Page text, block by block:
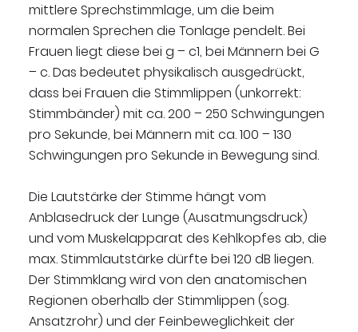
mittlere Sprechstimmlage, um die beim
normalen Sprechen die Tonlage pendelt. Bei
Frauen liegt diese bei g – c1, bei Männern bei G
– c. Das bedeutet physikalisch ausgedrückt,
dass bei Frauen die Stimmlippen (unkorrekt:
Stimmbänder) mit ca. 200 – 250 Schwingungen
pro Sekunde, bei Männern mit ca. 100 – 130
Schwingungen pro Sekunde in Bewegung sind.
Die Lautstärke der Stimme hängt vom
Anblasedruck der Lunge (Ausatmungsdruck)
und vom Muskelapparat des Kehlkopfes ab, die
max. Stimmlautstärke dürfte bei 120 dB liegen.
Der Stimmklang wird von den anatomischen
Regionen oberhalb der Stimmlippen (sog.
Ansatzrohr) und der Feinbeweglichkeit der